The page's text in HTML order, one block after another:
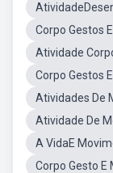
Corpo Gestos
Atividade
Corpo Gestos
Atividades De
Atividade De
A VidaE
Corpo Gesto